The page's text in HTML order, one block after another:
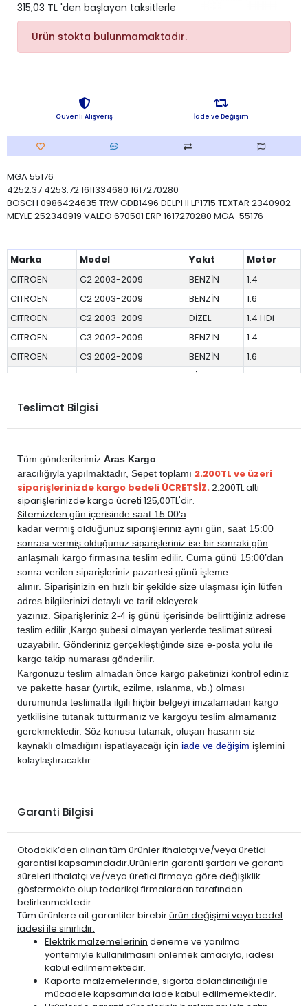
315,03 TL 'den başlayan taksitlerle
Ürün stokta bulunmamaktadır.
Güvenli Alışveriş İade ve Değişim
MGA 55176
4252.37 4253.72 1611334680 1617270280
BOSCH 0986424635 TRW GDB1496 DELPHI LP1715 TEXTAR 2340902
MEYLE 252340919 VALEO 670501 ERP 1617270280 MGA-55176
Marka Model Yakıt
Motor
CITROEN
C2 2003-2009 BENZİN
1.4
CITROEN
C2 2003-2009 BENZİN
1.6
CITROEN
C2 2003-2009 DİZEL
1.4 HDi
CITROEN
C3 2002-2009 BENZİN
1.4
CITROEN
C3 2002-2009 BENZİN
1.6
CITROEN
C3 2002-2009 DİZEL
1.4 HDi
Teslimat Bilgisi
Tüm gönderilerimiz Aras Kargo
aracılığıyla yapılmaktadır, Sepet toplamı 2.200TL ve üzeri
siparişlerinizde kargo bedeli ÜCRETSİZ.2.200TL altı
siparişlerinizde kargo ücreti 125,00TL'dir.
Sitemizden gün içerisinde saat 15:00'a
kadar vermiş olduğunuz siparişleriniz aynı gün, saat 15:00
sonrası vermiş olduğunuz siparişleriniz ise bir sonraki gün
anlaşmalı kargo firmasına teslim edilir. Cuma günü 15:00’dan
sonra verilen siparişleriniz pazartesi günü işleme
alınır. Siparişinizin en hızlı bir şekilde size ulaşması için lütfen
adres bilgilerinizi detaylı ve tarif ekleyerek
yazınız. Siparişleriniz 2-4 iş günü içerisinde belirttiğiniz adrese
teslim edilir., Kargo şubesi olmayan yerlerde teslimat süresi
uzayabilir. Gönderiniz gerçekleştiğinde size e-posta yolu ile
kargo takip numarası gönderilir.
Kargonuzu teslim almadan önce kargo paketinizi kontrol ediniz
ve pakette hasar (yırtık, ezilme, ıslanma, vb.) olması
durumunda teslimatla ilgili hiçbir belgeyi imzalamadan kargo
yetkilisine tutanak tutturmanız ve kargoyu teslim almamanız
gerekmektedir. Söz konusu tutanak, oluşan hasarın siz
kaynaklı olmadığını ispatlayacağı için iade ve değişim işlemini
kolaylaştıracaktır.
Garanti Bilgisi
Otodakik’den alınan tüm ürünler ithalatçı ve/veya üretici
garantisi kapsamındadır.Ürünlerin garanti şartları ve garanti
süreleri ithalatçı ve/veya üretici firmaya göre değişiklik
göstermekte olup tedarikçi firmalardan tarafından
belirlenmektedir.
Tüm ürünlere ait garantiler birebirürün değişimi veya bedel
iadesi ile sınırlıdır.
Elektrik malzemelerinin deneme ve yanılma
yöntemiyle kullanılmasını önlemek amacıyla, iadesi
kabul edilmemektedir.
Kaporta malzemelerinde, sigorta dolandırıcılığı ile
mücadele kapsamında iade kabul edilmemektedir.